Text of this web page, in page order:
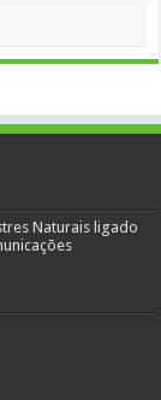
Naturais ligado